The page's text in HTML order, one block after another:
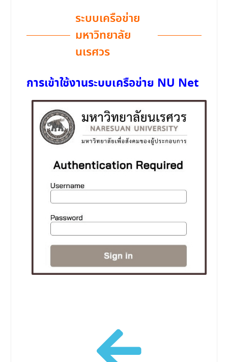
ระบบเครือข่าย
มหาวิทยาลัย
นเรศวร
การเข้าใช้งานระบบเครือข่าย NU Net